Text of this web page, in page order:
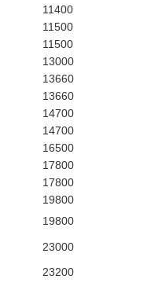
11400
11500
11500
13000
13660
13660
14700
14700
16500
17800
17800
19800
19800
23000
23200